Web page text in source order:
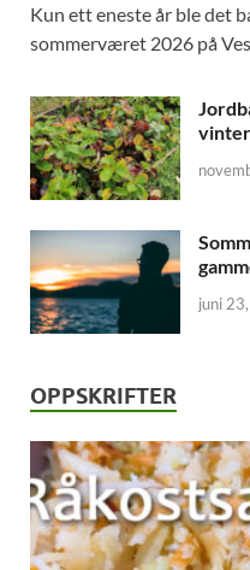
Kun ett eneste år ble det
sommerværet 2026 på
juni
OPPSKRIFTER